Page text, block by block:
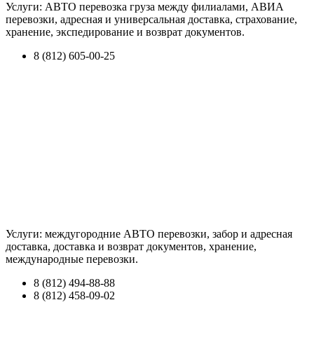
Услуги: АВТО перевозка груза между филиалами, АВИА
перевозки, адресная и универсальная доставка, страхование,
хранение, экспедирование и возврат документов.
8 (812) 605-00-25
Услуги: междугородние АВТО перевозки, забор и адресная
доставка, доставка и возврат документов, хранение,
международные перевозки.
8 (812) 494-88-88
8 (812) 458-09-02